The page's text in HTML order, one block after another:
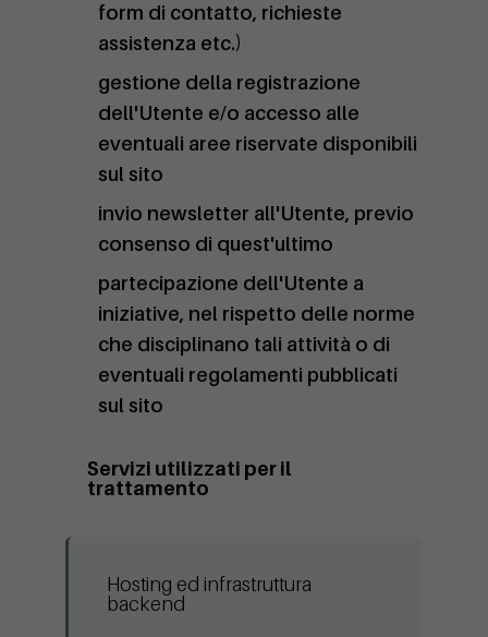
form di contatto, richieste
assistenza etc.)
gestione della registrazione
dell'Utente e/o accesso alle
eventuali aree riservate disponibili
sul sito
invio newsletter all'Utente, previo
consenso di quest'ultimo
partecipazione dell'Utente a
iniziative, nel rispetto delle norme
che disciplinano tali attività o di
eventuali regolamenti pubblicati
sul sito
Servizi utilizzati per il
trattamento
Hosting ed infrastruttura
backend